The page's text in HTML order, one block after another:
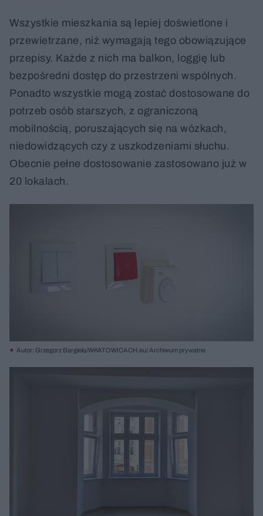
Wszystkie mieszkania są lepiej doświetlone i
przewietrzane, niż wymagają tego obowiązujące
przepisy. Każde z nich ma balkon, loggię lub
bezpośredni dostęp do przestrzeni wspólnych.
Ponadto wszystkie mogą zostać dostosowane do
potrzeb osób starszych, z ograniczoną
mobilnością, poruszających się na wózkach,
niedowidzących czy z uszkodzeniami słuchu.
Obecnie pełne dostosowanie zastosowano już w
20 lokalach.
Autor: Grzegorz Bargieła/WKATOWICACH.eu/ Archiwum prywatne